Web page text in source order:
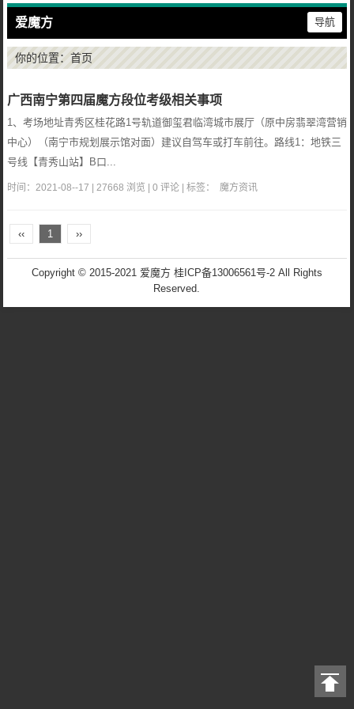
爱魔方 导航
你的位置： 首页
广西南宁第四届魔方段位考级相关事项
1、考场地址青秀区桂花路1号轨道御玺君临湾城市展厅（原中房翡翠湾营销
中心）（南宁市规划展示馆对面）建议自驾车或打车前往。路线1：地铁三
号线【青秀山站】B口...
时间：2021-08--17 | 27668 浏览 | 0 评论 | 标签： 魔方资讯
‹‹ 1 ››
Copyright © 2015-2021 爱魔方 桂ICP备13006561号-2All Rights
Reserved.